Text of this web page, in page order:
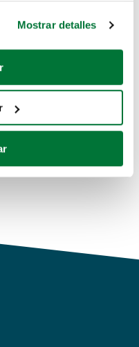
su ubicación geográfica
activamente
(huellas
se procesan sus
del sitio web con
publicidad y análisis
Mostrar detalles